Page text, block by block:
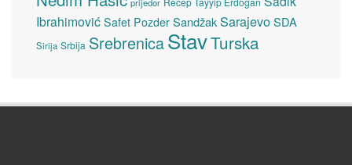
prijedor
Ibrahimović Safet Pozder SandžakSarajevoSDA
Sirija Srbija SrebrenicaStavTurska